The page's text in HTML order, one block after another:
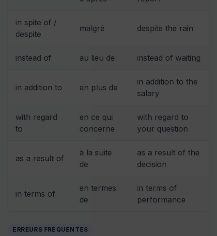
in spite of /
despite
malgré despite the rain
instead of au lieu de instead of waiting
in addition to en plus de
in addition to the
salary
with regard
to
en ce qui
concerne
with regard to
your question
as a result of
à la suite
de
as a result of the
decision
in terms of
en termes
de
in terms of
performance
ERREURS FRÉQUENTES